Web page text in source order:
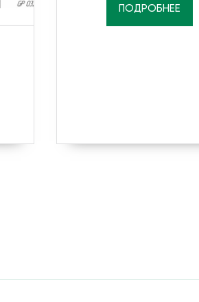
ПОДРОБНЕЕ